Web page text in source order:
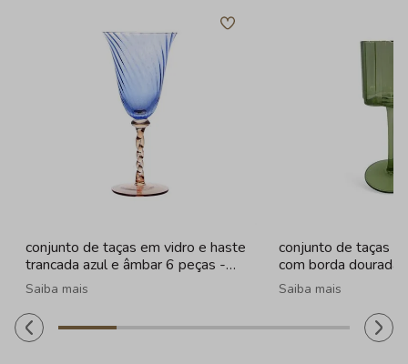
conjunto de taças em vidro e haste
trancada azul e âmbar 6 peças -
320ml
Saiba mais
conjunto de taças
com borda
Saiba mais